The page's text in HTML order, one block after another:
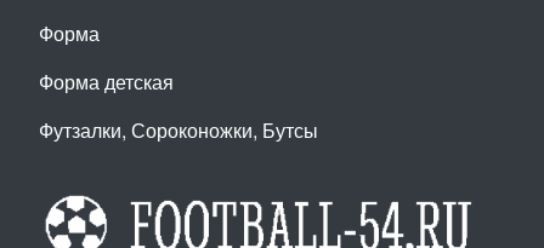
Форма
Форма детская
Футзалки, Сороконожки, Бутсы